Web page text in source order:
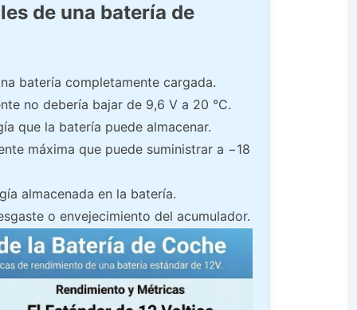
de una batería de
batería completamente cargada.
no debería bajar de 9,6 V a 20 °C.
que la batería puede almacenar.
máxima que puede suministrar a −18
almacenada en la batería.
o envejecimiento del acumulador.